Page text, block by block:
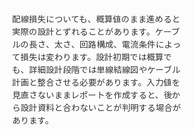
配線損失についても、概算値のまま進めると
実際の設計とずれることがあります。ケーブ
ルの長さ、太さ、回路構成、電流条件によっ
て損失は変わります。設計初期では概算で
も、詳細設計段階では単線結線図やケーブル
計画と整合させる必要があります。入力値を
見直さないままレポートを作成すると、後か
ら設計資料と合わないことが判明する場合が
あります。